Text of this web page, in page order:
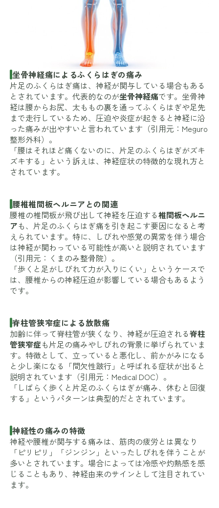
坐骨神経痛によるふくらはぎの痛み
片足のふくらはぎ痛は、神経が関与している場合もある
とされています。代表的なのが坐骨神経痛です。坐骨神
経は腰からお尻、太ももの裏を通ってふくらはぎや足先
まで走行しているため、圧迫や炎症が起きると神経に沿
った痛みが出やすいと言われています（引用元： Meguro
整形外科）。
「腰はそれほど痛くないのに、片足のふくらはぎがズキ
ズキする」という訴えは、神経症状の特徴的な現れ方と
されています。
腰椎椎間板ヘルニアとの関連
腰椎の椎間板が飛び出して神経を圧迫する椎間板ヘルニ
アも、片足のふくらはぎ痛を引き起こす要因になると考
えられています。特に、しびれや感覚の異常を伴う場合
は神経が関わっている可能性が高いと説明されています
（引用元： くまのみ整骨院）。
「歩くと足がしびれて力が入りにくい」というケースで
は、腰椎からの神経圧迫が影響している場合もあるよう
です。
脊柱管狭窄症による放散痛
加齢に伴って脊柱管が狭くなり、神経が圧迫される脊柱
管狭窄症も片足の痛みやしびれの背景に挙げられていま
す。特徴として、立っていると悪化し、前かがみになる
と少し楽になる「間欠性跛行」と呼ばれる症状が出ると
説明されています（引用元： Medical DOC）。
「しばらく歩くと片足のふくらはぎが痛み、休むと回復
する」というパターンは典型的だとされています。
神経性の痛みの特徴
神経や腰椎が関与する痛みは、筋肉の疲労とは異なり
「ピリピリ」「ジンジン」といったしびれを伴うことが
多いとされています。場合によっては冷感や灼熱感を感
じることもあり、神経由来のサインとして注目されてい
ます。